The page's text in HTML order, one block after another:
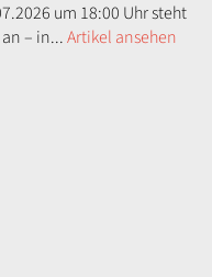
um 18:00 Uhr steht
– in...Artikel ansehen